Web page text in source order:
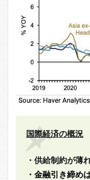
国際経済の概況
・供給制約が薄
・金融引き締め